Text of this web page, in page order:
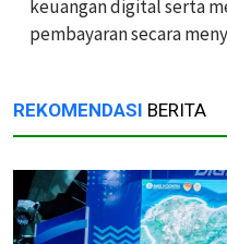
keuangan digital serta
pembayaran secara
REKOMENDASI BERITA